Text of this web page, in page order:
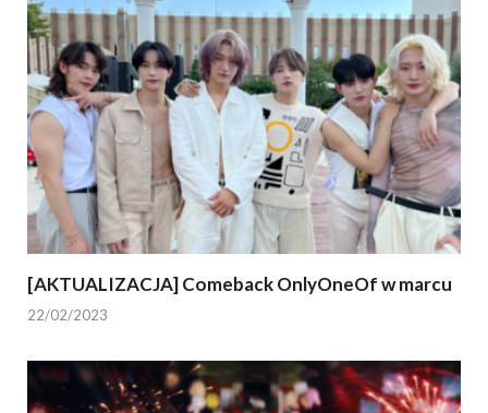
[AKTUALIZACJA] Comeback OnlyOneOf w marcu
22/02/2023